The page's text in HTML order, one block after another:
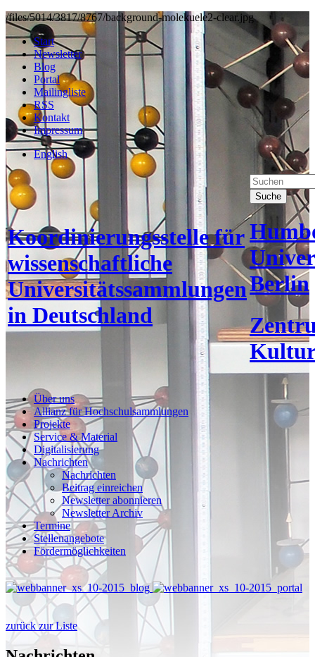
/files/5014/3817/8767/background-molekuele2-clear.jpg
Start
Newsletter
Blog
Portal
Mailingliste
RSS
Kontakt
Impressum
English
Koordinierungsstelle für
wissenschaftliche
Universitätssammlungen
in Deutschland
Suche
Berlin
Über uns
Allianz für Hochschulsammlungen
Projekte
Service & Material
Digitalisierung
Nachrichten
Nachrichten
Beitrag einreichen
Newsletter abonnieren
Newsletter Archiv
Termine
Stellenangebote
Fördermöglichkeiten
zurück zur Liste